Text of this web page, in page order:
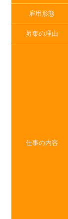
雇用形態
募集の理由
仕事の内容